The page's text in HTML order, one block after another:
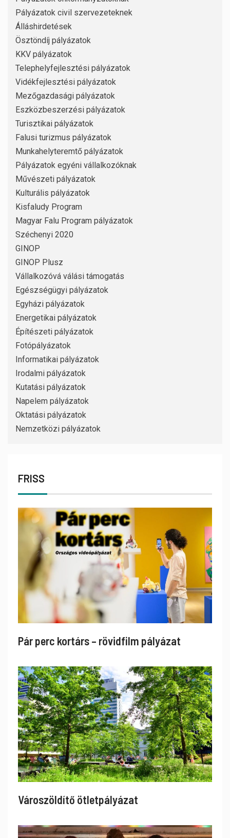
Pályázatok civil szervezeteknek
Álláshirdetések
Ösztöndíj pályázatok
KKV pályázatok
Telephelyfejlesztési pályázatok
Vidékfejlesztési pályázatok
Mezőgazdasági pályázatok
Eszközbeszerzési pályázatok
Turisztikai pályázatok
Falusi turizmus pályázatok
Munkahelyteremtő pályázatok
Pályázatok egyéni vállalkozóknak
Művészeti pályázatok
Kulturális pályázatok
Kisfaludy Program
Magyar Falu Program pályázatok
Széchenyi 2020
GINOP
GINOP Plusz
Vállalkozóvá válási támogatás
Egészségügyi pályázatok
Egyházi pályázatok
Energetikai pályázatok
Építészeti pályázatok
Fotópályázatok
Informatikai pályázatok
Irodalmi pályázatok
Kutatási pályázatok
Napelem pályázatok
Oktatási pályázatok
Nemzetközi pályázatok
FRISS
Pár perc kortárs – rövidfilm pályázat
Városzöldítő ötletpályázat